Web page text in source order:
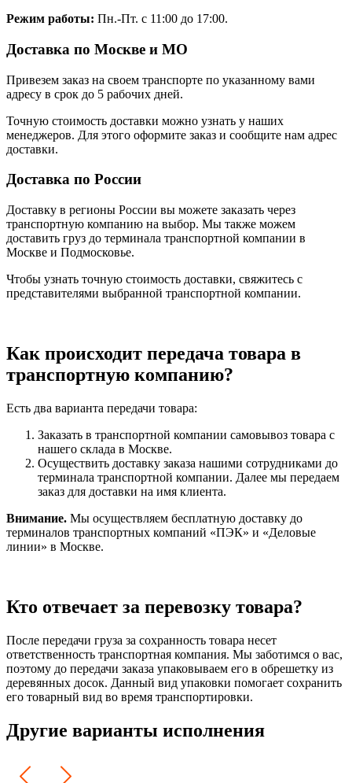
Режим работы: Пн.-Пт. с 11:00 до 17:00.
Доставка по Москве и МО
Привезем заказ на своем транспорте по указанному вами
адресу в срок до 5 рабочих дней.
Точную стоимость доставки можно узнать у наших
менеджеров. Для этого оформите заказ и сообщите нам адрес
доставки.
Доставка по России
Доставку в регионы России вы можете заказать через
транспортную компанию на выбор. Мы также можем
доставить груз до терминала транспортной компании в
Москве и Подмосковье.
Чтобы узнать точную стоимость доставки, свяжитесь с
представителями выбранной транспортной компании.
Как происходит передача товара в
транспортную компанию?
Есть два варианта передачи товара:
Заказать в транспортной компании самовывоз товара с
нашего склада в Москве.
Осуществить доставку заказа нашими сотрудниками до
терминала транспортной компании. Далее мы передаем
заказ для доставки на имя клиента.
Внимание. Мы осуществляем бесплатную доставку до
терминалов транспортных компаний «ПЭК» и «Деловые
линии» в Москве.
Кто отвечает за перевозку товара?
После передачи груза за сохранность товара несет
ответственность транспортная компания. Мы заботимся о вас,
поэтому до передачи заказа упаковываем его в обрешетку из
деревянных досок. Данный вид упаковки помогает сохранить
его товарный вид во время транспортировки.
Другие варианты исполнения